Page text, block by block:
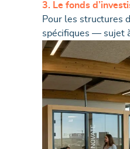
3. Le fonds
Pour les structures
spécifiques — sujet